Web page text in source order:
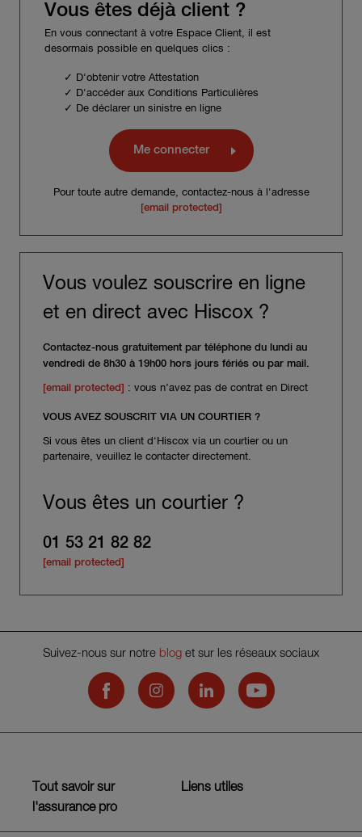
Tout savoir sur
l'assurance pro
Liens utiles
Vous êtes déjà client ?
En vous connectant à votre Espace Client, il est
desormais possible en quelques clics :
✓ D'obtenir votre Attestation
✓ D'accéder aux Conditions Particulières
✓ De déclarer un sinistre en ligne
Me connecter
Pour toute autre demande, contactez-nous à l'adresse
[email protected]
Vous voulez souscrire en ligne
et en direct avec Hiscox ?
Contactez-nous gratuitement par téléphone du lundi au
vendredi de 8h30 à 19h00 hors jours fériés ou par mail.
[email protected] : vous n’avez pas de contrat en Direct
VOUS AVEZ SOUSCRIT VIA UN COURTIER ?
Si vous êtes un client d'Hiscox via un courtier ou un
partenaire, veuillez le contacter directement.
Vous êtes un courtier ?
01 53 21 82 82
[email protected]
Suivez-nous sur notre blog et sur les réseaux sociaux
Hiscox on Facebook
Hiscox on Instagram
Hiscox on LinkedInHiscox on YouTube